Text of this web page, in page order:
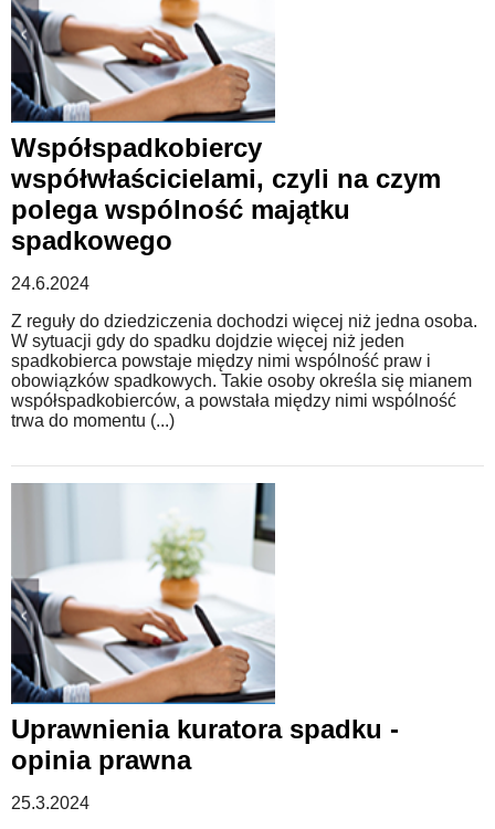
Współspadkobiercy
współwłaścicielami, czyli na czym
polega wspólność majątku
spadkowego
24.6.2024
Z reguły do dziedziczenia dochodzi więcej niż jedna osoba.
W sytuacji gdy do spadku dojdzie więcej niż jeden
spadkobierca powstaje między nimi wspólność praw i
obowiązków spadkowych. Takie osoby określa się mianem
współspadkobierców, a powstała między nimi wspólność
trwa do momentu (...)
Uprawnienia kuratora spadku -
opinia prawna
25.3.2024